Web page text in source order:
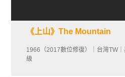
《上山》The Mountain
1966（2017數位修復）｜台灣TW
級